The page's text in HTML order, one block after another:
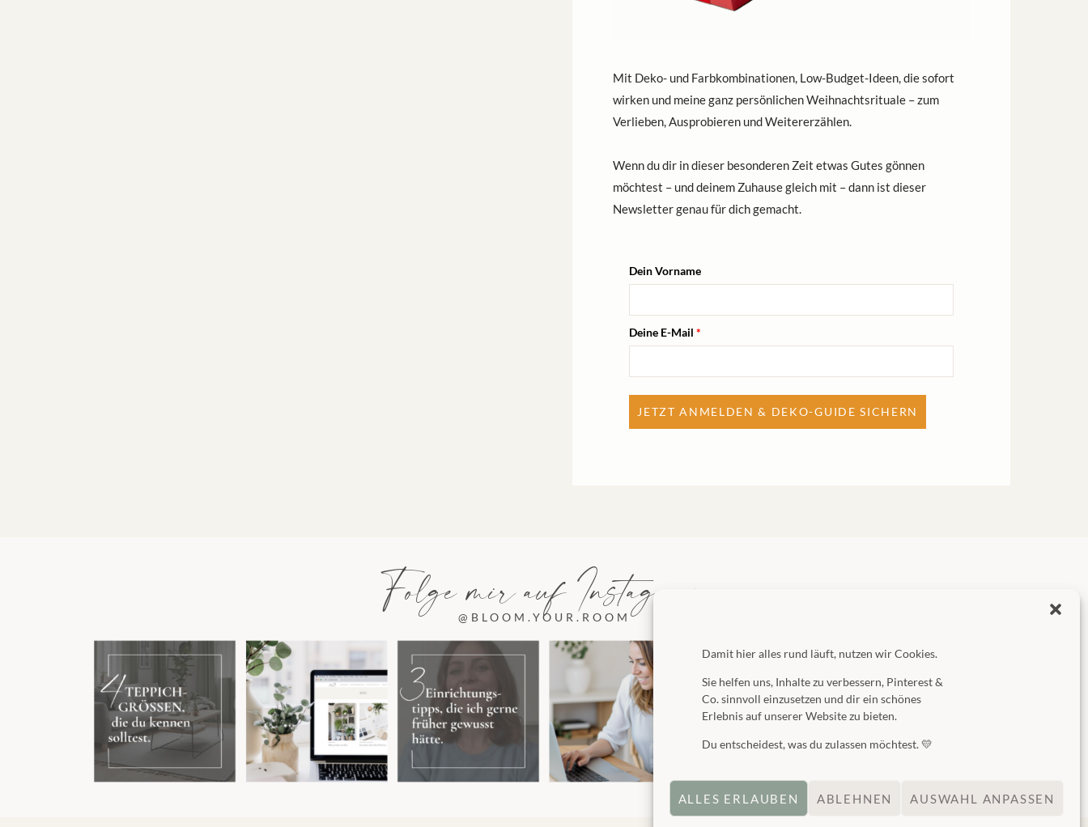
Damit hier alles rund läuft, nutzen wir Cookies.
Sie helfen uns, Inhalte zu verbessern, Pinterest &
Co. sinnvoll einzusetzen und dir ein schönes
Erlebnis auf unserer Website zu bieten.
Du entscheidest, was du zulassen möchtest. 💛
ALLES ERLAUBEN ABLEHNEN AUSWAHL ANPASSEN
Mit Deko- und Farbkombinationen, Low-Budget-Ideen, die sofort
wirken und meine ganz persönlichen Weihnachtsrituale – zum
Verlieben, Ausprobieren und Weitererzählen.
Wenn du dir in dieser besonderen Zeit etwas Gutes gönnen
möchtest – und deinem Zuhause gleich mit – dann ist dieser
Newsletter genau für dich gemacht.
Dein Vorname
Deine E-Mail *
JETZT ANMELDEN & DEKO-GUIDE SICHERN
Folge mir auf Instagram
@BLOOM.YOUR.ROOM